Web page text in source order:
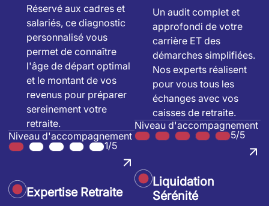
Réservé aux cadres et
salariés, ce diagnostic
personnalisé vous
permet de connaître
l'âge de départ optimal
et le montant de vos
revenus pour préparer
sereinement votre
retraite.
Niveau d'accompagnement
1/5
Expertise Retraite
Un audit complet et
approfondi de votre
carrière ET des
démarches simplifiées.
Nos experts réalisent
pour vous tous les
échanges avec vos
caisses de retraite.
Niveau d'accompagnement
5/5
Liquidation
Sérénité